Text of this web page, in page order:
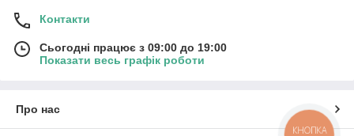
Контакти
Сьогодні працює з 09:00 до 19:00
Показати весь графік роботи
Про нас
КНОПКА